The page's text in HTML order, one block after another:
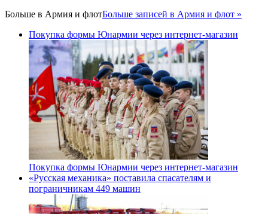
Больше в Армия и флотБольше записей в Армия и флот »
Покупка формы Юнармии через интернет-магазин
Покупка формы Юнармии через интернет-магазин
«Русская механика» поставила спасателям и
пограничникам 449 машин